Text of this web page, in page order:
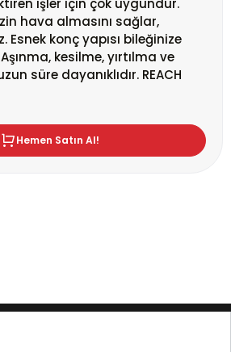
işler için çok uygundur.
hava almasını sağlar,
konç yapısı bileğinize
kesilme, yırtılma ve
süre dayanıklıdır. REACH
Hemen Satın Al!